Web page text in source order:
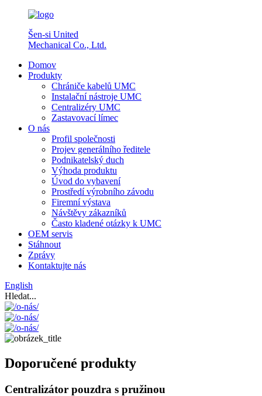
Šen-si United
Mechanical Co., Ltd.
Domov
Produkty
Chrániče kabelů UMC
Instalační nástroje UMC
Centralizéry UMC
Zastavovací límec
O nás
Profil společnosti
Projev generálního ředitele
Podnikatelský duch
Výhoda produktu
Úvod do vybavení
Prostředí výrobního závodu
Firemní výstava
Návštěvy zákazníků
Často kladené otázky k UMC
OEM servis
Stáhnout
Zprávy
Kontaktujte nás
English
Hledat...
Doporučené produkty
Centralizátor pouzdra s pružinou